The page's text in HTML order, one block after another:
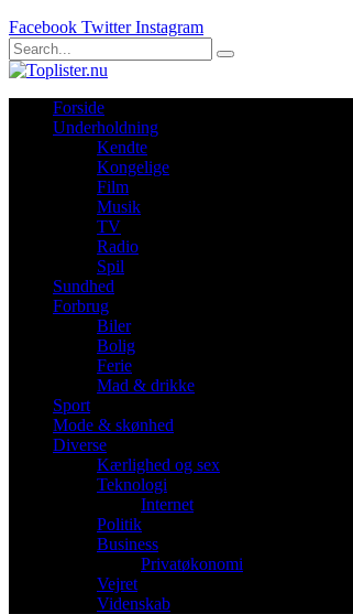
Facebook Twitter Instagram
Forside
Underholdning
Kendte
Kongelige
Film
Musik
TV
Radio
Spil
Sundhed
Forbrug
Biler
Bolig
Ferie
Mad & drikke
Sport
Mode & skønhed
Diverse
Kærlighed og sex
Teknologi
Internet
Politik
Business
Privatøkonomi
Vejret
Videnskab